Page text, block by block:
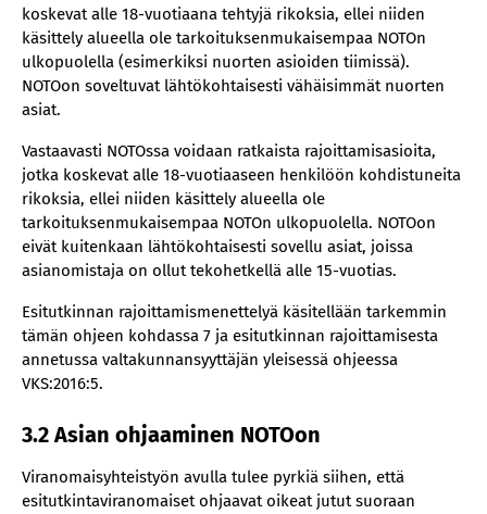
koskevat alle 18-vuotiaana tehtyjä rikoksia, ellei niiden
käsittely alueella ole tarkoituksenmukaisempaa NOTOn
ulkopuolella (esimerkiksi nuorten asioiden tiimissä).
NOTOon soveltuvat lähtökohtaisesti vähäisimmät nuorten
asiat.
Vastaavasti NOTOssa voidaan ratkaista rajoittamisasioita,
jotka koskevat alle 18-vuotiaaseen henkilöön kohdistuneita
rikoksia, ellei niiden käsittely alueella ole
tarkoituksenmukaisempaa NOTOn ulkopuolella. NOTOon
eivät kuitenkaan lähtökohtaisesti sovellu asiat, joissa
asianomistaja on ollut tekohetkellä alle 15-vuotias.
Esitutkinnan rajoittamismenettelyä käsitellään tarkemmin
tämän ohjeen kohdassa 7 ja esitutkinnan rajoittamisesta
annetussa valtakunnansyyttäjän yleisessä ohjeessa
VKS:2016:5.
3.2 Asian ohjaaminen NOTOon
Viranomaisyhteistyön avulla tulee pyrkiä siihen, että
esitutkintaviranomaiset ohjaavat oikeat jutut suoraan